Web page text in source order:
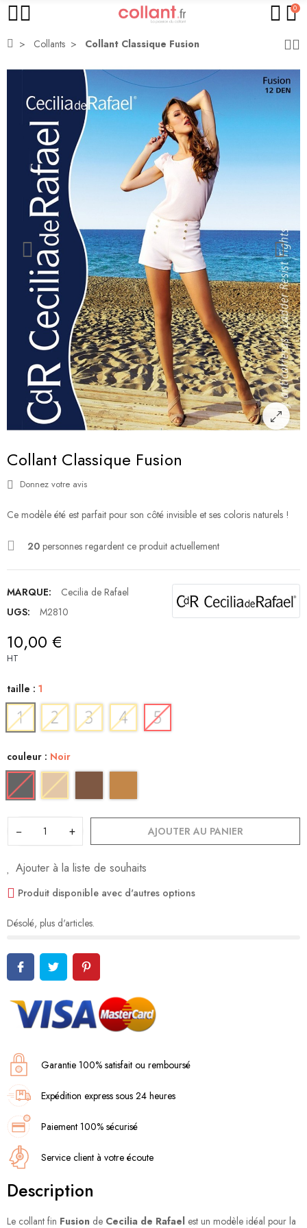
0
Collants Collant Classique Fusion
Collant Classique Fusion
Donnez votre avis
Ce modèle été est parfait pour son côté invisible et ses coloris naturels !
20 personnes regardent ce produit actuellement
MARQUE:
Cecilia de Rafael
UGS:
M2810
10,00 €
HT
taille : 1
couleur : Noir
− + AJOUTER AU PANIER
Ajouter à la liste de souhaits
Produit disponible avec d'autres options
Désolé, plus d'articles.
Garantie 100% satisfait ou remboursé
Expédition express sous 24 heures
Paiement 100% sécurisé
Service client à votre écoute
Description
Le collant fin Fusion de Cecilia de Rafael est un modèle idéal pour la